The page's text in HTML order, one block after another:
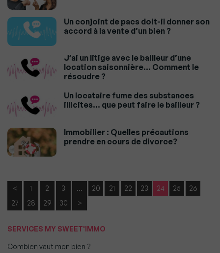
Un conjoint de pacs doit-il donner son
accord à la vente d’un bien ?
J’ai un litige avec le bailleur d’une
location saisonnière… Comment le
résoudre ?
Un locataire fume des substances
illicites… que peut faire le bailleur ?
Immobilier : Quelles précautions
prendre en cours de divorce?
< 1 2 3 … 20 21 22 23 24 25
26
27
28 29 30 >
SERVICES MY SWEET'IMMO
Combien vaut mon bien ?